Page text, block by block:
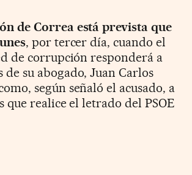
de Correa está prevista que
, por tercer día, cuando el
de corrupción responderá a
de su abogado, Juan Carlos
según señaló el acusado, a
que realice el letrado del PSOE